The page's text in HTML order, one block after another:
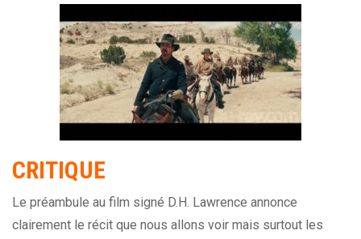
CRITIQUE
Le préambule au film signé D.H. Lawrence annonce
clairement le récit que nous allons voir mais surtout les